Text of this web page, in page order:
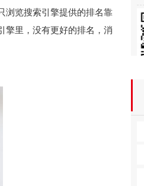
浏览搜索引擎提供的排名靠
擎里，没有更好的排名，消